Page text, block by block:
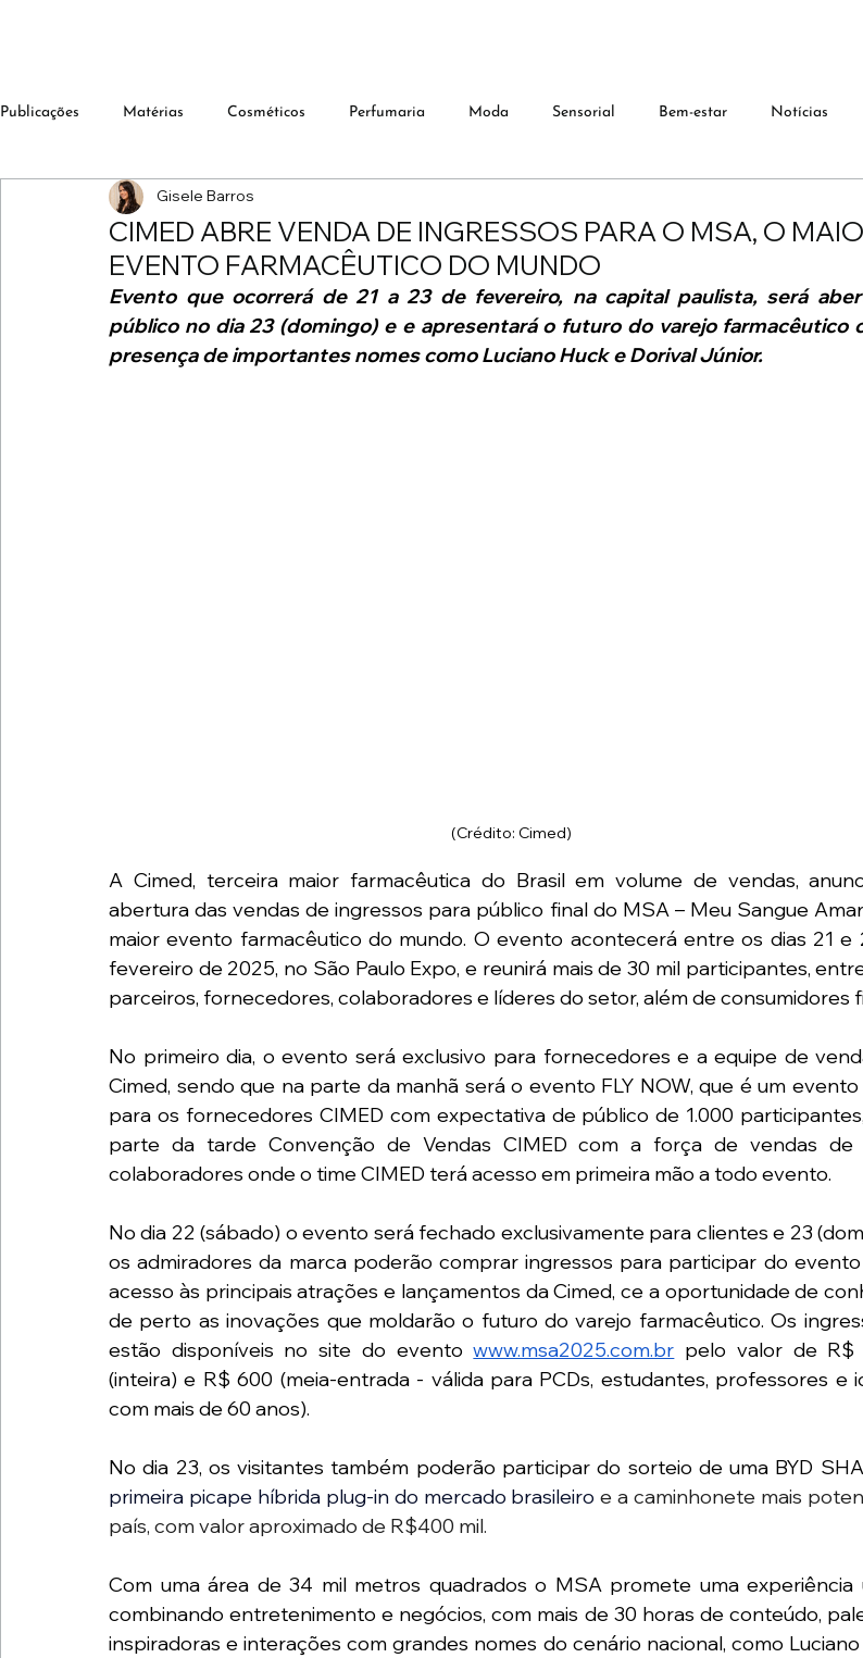
Publicações Matérias Cosméticos Perfumaria Moda Sensorial Bem-estar Notícias
CIMED ABRE VENDA DE INGRESSOS PARA O MSA, O
EVENTO FARMACÊUTICO DO MUNDO
Gisele Barros
Evento que ocorrerá de 21 a 23 de fevereiro, na capital paulista, será
público no dia 23 (domingo) e e apresentará o futuro do varejo farmacêutico
presença de importantes nomes como Luciano Huck e Dorival Júnior.
(Crédito: Cimed)
A Cimed, terceira maior farmacêutica do Brasil em volume de vendas,
abertura das vendas de ingressos para público final do MSA – Meu Sangue
maior evento farmacêutico do mundo. O evento acontecerá entre os dias 21 e
fevereiro de 2025, no São Paulo Expo, e reunirá mais de 30 mil participantes,
parceiros, fornecedores, colaboradores e líderes do setor, além de consumidores
No primeiro dia, o evento será exclusivo para fornecedores e a equipe de
Cimed, sendo que na parte da manhã será o evento FLY NOW, que é um evento
para os fornecedores CIMED com expectativa de público de 1.000
parte da tarde Convenção de Vendas CIMED com a força de vendas de
colaboradores onde o time CIMED terá acesso em primeira mão a todo evento.
No dia 22 (sábado) o evento será fechado exclusivamente para clientes e 23
os admiradores da marca poderão comprar ingressos para participar do
acesso às principais atrações e lançamentos da Cimed, ce a oportunidade de
de perto as inovações que moldarão o futuro do varejo farmacêutico. Os
estão disponíveis no site do evento www.msa2025.com.br pelo valor de R$
(inteira) e R$ 600 (meia-entrada - válida para PCDs, estudantes, professores e
com mais de 60 anos).
No dia 23, os visitantes também poderão participar do sorteio de uma BYD
primeira picape híbrida plug-in do mercado brasileiro e a caminhonete mais
país, com valor aproximado de R$400 mil.
Com uma área de 34 mil metros quadrados o MSA promete uma experiência
combinando entretenimento e negócios, com mais de 30 horas de conteúdo,
inspiradoras e interações com grandes nomes do cenário nacional, como